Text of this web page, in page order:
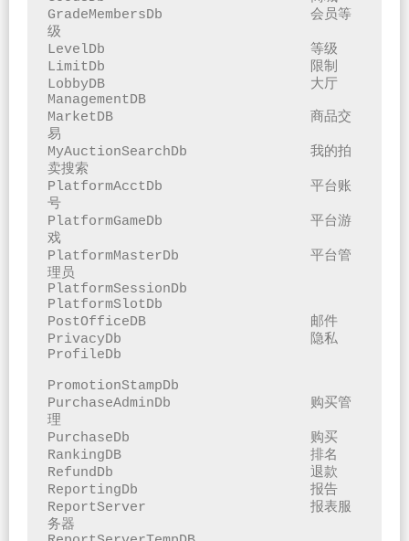
GradeMembersDb			会员等
级
LevelDb				等级
LimitDb				限制
LobbyDB				大厅
ManagementDB
MarketDB			商品交
易
MyAuctionSearchDb		我的拍
卖搜索
PlatformAcctDb			平台账
号
PlatformGameDb			平台游
戏
PlatformMasterDb		平台管
理员
PlatformSessionDb
PlatformSlotDb
PostOfficeDB			邮件
PrivacyDb			隐私
ProfileDb
PromotionStampDb
PurchaseAdminDb			购买管
理
PurchaseDb			购买
RankingDB			排名
RefundDb			退款
ReportingDb			报告
ReportServer			报表服
务器